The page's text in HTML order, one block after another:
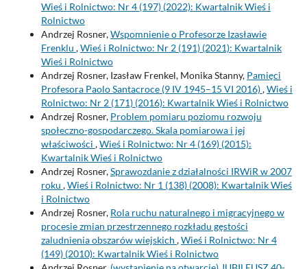
Wieś i Rolnictwo: Nr 4 (197) (2022): Kwartalnik Wieś i
Rolnictwo
Andrzej Rosner,Wspomnienie o Profesorze Izasławie
Frenklu ,Wieś i Rolnictwo: Nr 2 (191) (2021): Kwartalnik
Wieś i Rolnictwo
Andrzej Rosner, Izasław Frenkel, Monika Stanny, Pamięci
Profesora Paolo Santacroce (9 IV 1945–15 VI 2016),Wieś i
Rolnictwo: Nr 2 (171) (2016): Kwartalnik Wieś i Rolnictwo
Andrzej Rosner, Problem pomiaru poziomu rozwoju
społeczno-gospodarczego. Skala pomiarowa i jej
właściwości ,Wieś i Rolnictwo: Nr 4 (169) (2015):
Kwartalnik Wieś i Rolnictwo
Andrzej Rosner,Sprawozdanie z działalności IRWiR w 2007
roku ,Wieś i Rolnictwo: Nr 1 (138) (2008): Kwartalnik Wieś
i Rolnictwo
Andrzej Rosner, Rola ruchu naturalnego i migracyjnego w
procesie zmian przestrzennego rozkładu gęstości
zaludnienia obszarów wiejskich ,Wieś i Rolnictwo: Nr 4
(149) (2010): Kwartalnik Wieś i Rolnictwo